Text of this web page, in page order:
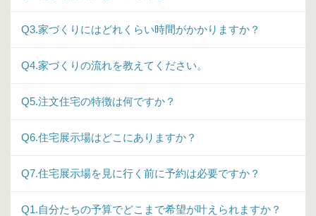
Q3.家づくりにはどれくらい時間がかかりますか？
Q4.家づくりの流れを教えてください。
Q5.注文住宅の特徴は何ですか？
Q6.住宅展示場はどこにありますか？
Q7.住宅展示場を見に行く前に予約は必要ですか？
Q1.自分たちの予算でどこまで希望が叶えられますか？